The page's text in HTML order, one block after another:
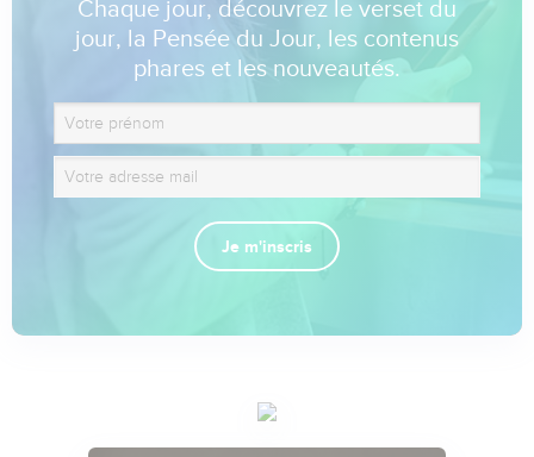
Chaque jour, découvrez le verset du
jour, la Pensée du Jour, les contenus
phares et les nouveautés.
Je m'inscris